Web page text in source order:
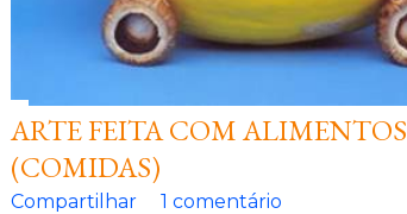
ARTE FEITA COM ALIMENTOS
(COMIDAS)
Compartilhar 1 comentário